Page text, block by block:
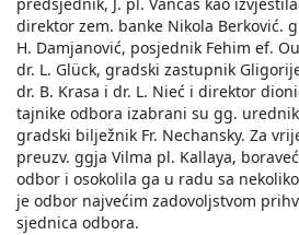
predsjednik, J. pl. Vancaš kao
direktor zem. banke Nikola Berković.
H. Damjanović, posjednik Fehim ef.
dr. L. Glück, gradski zastupnik
dr. B. Krasa i dr. L. Nieć i direktor
tajnike odbora izabrani su gg. urednik
gradski bilježnik Fr. Nechansky. Za
preuzv. ggja Vilma pl. Kallaya,
odbor i osokolila ga u radu sa
je odbor najvećim zadovoljstvom
sjednica odbora.